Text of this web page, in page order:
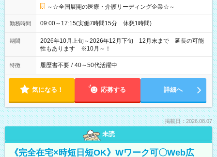
～☆全国展開の医療・介護リーディング企業☆～
勤務時間 09:00～17:15(実働7時間15分 休憩1時間)
期間
2026年10月上旬～2026年12月下旬 12月末まで 延長の可能
性もあります ※10月～！
特徴 履歴書不要 / 40～50代活躍中
気になる！ 応募する 詳細へ
掲載日：2026.08.07
未読
《完全在宅×時短日短OK》Wワーク可〇Web広